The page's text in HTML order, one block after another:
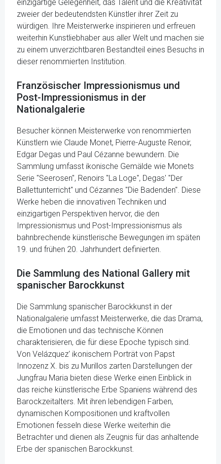
einzigartige Gelegenheit, das Talent und die Kreativität
zweier der bedeutendsten Künstler ihrer Zeit zu
würdigen. Ihre Meisterwerke inspirieren und erfreuen
weiterhin Kunstliebhaber aus aller Welt und machen sie
zu einem unverzichtbaren Bestandteil eines Besuchs in
dieser renommierten Institution.
Französischer Impressionismus und
Post-Impressionismus in der
Nationalgalerie
Besucher können Meisterwerke von renommierten
Künstlern wie Claude Monet, Pierre-Auguste Renoir,
Edgar Degas und Paul Cézanne bewundern. Die
Sammlung umfasst ikonische Gemälde wie Monets
Serie "Seerosen", Renoirs "La Loge", Degas' "Der
Ballettunterricht" und Cézannes "Die Badenden". Diese
Werke heben die innovativen Techniken und
einzigartigen Perspektiven hervor, die den
Impressionismus und Post-Impressionismus als
bahnbrechende künstlerische Bewegungen im späten
19. und frühen 20. Jahrhundert definierten.
Die Sammlung des National Gallery mit
spanischer Barockkunst
Die Sammlung spanischer Barockkunst in der
Nationalgalerie umfasst Meisterwerke, die das Drama,
die Emotionen und das technische Können
charakterisieren, die für diese Epoche typisch sind.
Von Velázquez' ikonischem Porträt von Papst
Innozenz X. bis zu Murillos zarten Darstellungen der
Jungfrau Maria bieten diese Werke einen Einblick in
das reiche künstlerische Erbe Spaniens während des
Barockzeitalters. Mit ihren lebendigen Farben,
dynamischen Kompositionen und kraftvollen
Emotionen fesseln diese Werke weiterhin die
Betrachter und dienen als Zeugnis für das anhaltende
Erbe der spanischen Barockkunst.